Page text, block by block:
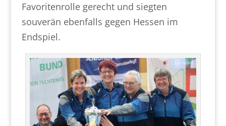
Favoritenrolle gerecht und siegten
souverän ebenfalls gegen Hessen im
Endspiel.